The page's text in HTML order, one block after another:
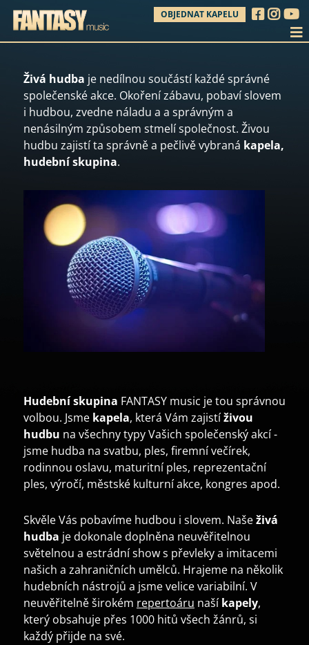
OBJEDNAT KAPELU
Živá hudba je nedílnou součástí každé správné
společenské akce. Okoření zábavu, pobaví slovem
i hudbou, zvedne náladu a a správným a
nenásilným způsobem stmelí společnost. Živou
hudbu zajistí ta správně a pečlivě vybraná kapela,
hudební skupina.
Hudební skupina FANTASY music je tou správnou
volbou. Jsme kapela, která Vám zajistíživou
hudbu na všechny typy Vašich společenský akcí -
jsme hudba na svatbu, ples, firemní večírek,
rodinnou oslavu, maturitní ples, reprezentační
ples, výročí, městské kulturní akce, kongres apod.
Skvěle Vás pobavíme hudbou i slovem. Našeživá
hudba je dokonale doplněna neuvěřitelnou
světelnou a estrádní show s převleky a imitacemi
našich a zahraničních umělců. Hrajeme na několik
hudebních nástrojů a jsme velice variabilní. V
neuvěřitelně širokém repertoáru našíkapely,
který obsahuje přes 1000 hitů všech žánrů, si
každý přijde na své.